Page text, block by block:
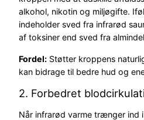
alkohol, nikotin og miljøgifte.
indeholder sved fra infrarød
af toksiner end sved fra
Fordel: Støtter kroppens
kan bidrage til bedre hud og
2. Forbedret
Når infrarød varme trænger ind